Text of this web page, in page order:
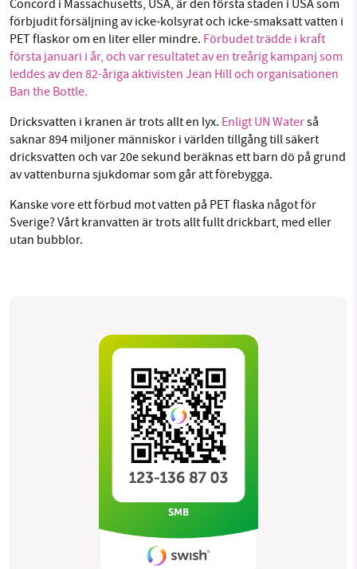
Concord i Massachusetts, USA, är den första staden i USA som
förbjudit försäljning av icke-kolsyrat och icke-smaksatt vatten i
PET flaskor om en liter eller mindre. Förbudet trädde i kraft
första januari i år, och var resultatet av en treårig kampanj som
leddes av den 82-åriga aktivisten Jean Hill och organisationen
Ban the Bottle.
Dricksvatten i kranen är trots allt en lyx. Enligt UN Waterså
saknar 894 miljoner människor i världen tillgång till säkert
dricksvatten och var 20e sekund beräknas ett barn dö på grund
av vattenburna sjukdomar som går att förebygga.
Kanske vore ett förbud mot vatten på PET flaska något för
Sverige? Vårt kranvatten är trots allt fullt drickbart, med eller
utan bubblor.